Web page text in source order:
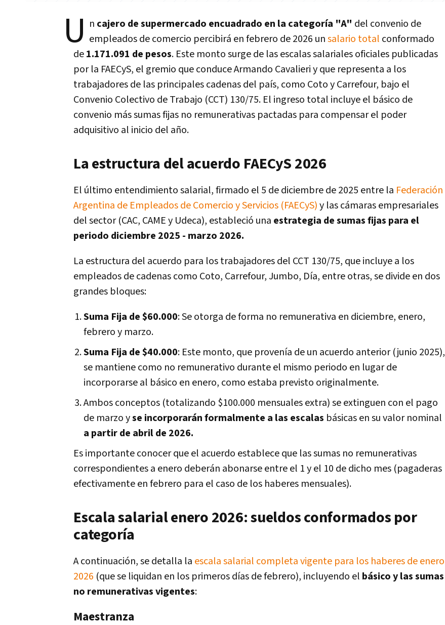
U n cajero de supermercado encuadrado en la categoría "A" del convenio de
empleados de comercio percibirá en febrero de 2026 unsalario total conformado
de1.171.091 de pesos. Este monto surge de las escalas salariales oficiales publicadas
por la FAECyS, el gremio que conduce Armando Cavalieri y que representa a los
trabajadores de las principales cadenas del país, como Coto y Carrefour, bajo el
Convenio Colectivo de Trabajo (CCT) 130/75. El ingreso total incluye el básico de
convenio más sumas fijas no remunerativas pactadas para compensar el poder
adquisitivo al inicio del año.
La estructura del acuerdo FAECyS 2026
El último entendimiento salarial, firmado el 5 de diciembre de 2025 entre la Federación
Argentina de Empleados de Comercio y Servicios (FAECyS)y las cámaras empresariales
del sector (CAC, CAME y Udeca), estableció una estrategia de sumas fijas para el
periodo diciembre 2025 - marzo 2026.
La estructura del acuerdo para los trabajadores del CCT 130/75, que incluye a los
empleados de cadenas como Coto, Carrefour, Jumbo, Día, entre otras, se divide en dos
grandes bloques:
Suma Fija de $60.000: Se otorga de forma no remunerativa en diciembre, enero,
febrero y marzo.
Suma Fija de $40.000: Este monto, que provenía de un acuerdo anterior (junio 2025),
se mantiene como no remunerativo durante el mismo periodo en lugar de
incorporarse al básico en enero, como estaba previsto originalmente.
Ambos conceptos (totalizando $100.000 mensuales extra) se extinguen con el pago
de marzo yse incorporarán formalmente a las escalas básicas en su valor nominal
a partir de abril de 2026.
Es importante conocer que el acuerdo establece que las sumas no remunerativas
correspondientes a enero deberán abonarse entre el 1 y el 10 de dicho mes (pagaderas
efectivamente en febrero para el caso de los haberes mensuales).
Escala salarial enero 2026: sueldos conformados por
categoría
A continuación, se detalla la escala salarial completa vigente para los haberes de enero
2026 (que se liquidan en los primeros días de febrero), incluyendo el básico y las sumas
no remunerativas vigentes:
Maestranza